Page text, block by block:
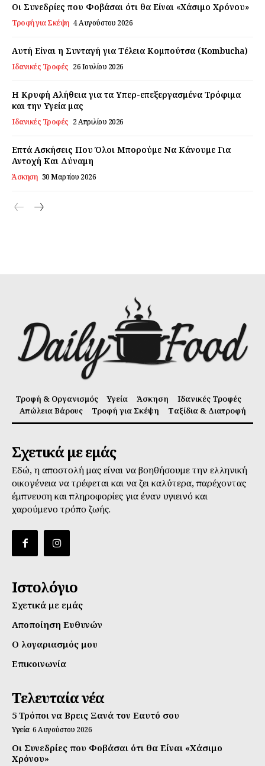
Daily Food
Αποποίηση Ευθυνών
Ο λογαριασμός μου
Οι Συνεδρίες που Φοβάσαι ότι θα Είναι «Χάσιμο Χρόνου»
Τροφή για Σκέψη 4 Αυγούστου 2026
Αυτή Είναι η Συνταγή για Τέλεια Κομπούτσα (Kombucha)
Ιδανικές Τροφές 26 Ιουλίου 2026
Η Κρυφή Αλήθεια για τα Υπερ-επεξεργασμένα Τρόφιμα
και την Υγεία μας
Ιδανικές Τροφές 2 Απριλίου 2026
Επτά Ασκήσεις Που Όλοι Μπορούμε Να Κάνουμε Για
Αντοχή Και Δύναμη
Άσκηση 30 Μαρτίου 2026
Τροφή & Οργανισμός Υγεία Άσκηση
Ιδανικές Τροφές
Απώλεια Βάρους
Τροφή για Σκέψη Ταξίδια & Διατροφή
Σχετικά με εμάς
Εδώ, η αποστολή μας είναι να βοηθήσουμε την ελληνική
οικογένεια να τρέφεται και να ζει καλύτερα, παρέχοντας
έμπνευση και πληροφορίες για έναν υγιεινό και
χαρούμενο τρόπο ζωής.
Ιστολόγιο
Σχετικά με εμάς
Αποποίηση Ευθυνών
Ο λογαριασμός μου
Επικοινωνία
Τελευταία νέα
5 Τρόποι να Βρεις Ξανά τον Εαυτό σου
Υγεία 6 Αυγούστου 2026
Οι Συνεδρίες που Φοβάσαι ότι θα Είναι «Χάσιμο
Χρόνου»